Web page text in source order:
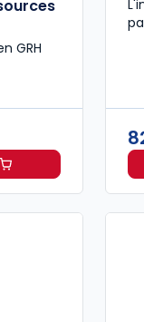
€ TTC
GRH
et